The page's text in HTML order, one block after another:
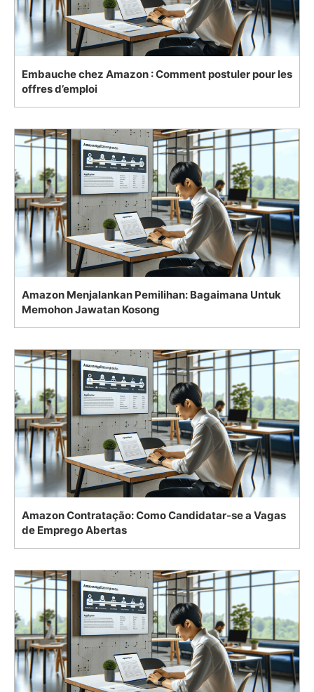
Embauche chez Amazon : Comment postuler pour les
offres d’emploi
Amazon Menjalankan Pemilihan: Bagaimana Untuk
Memohon Jawatan Kosong
Amazon Contratação: Como Candidatar-se a Vagas
de Emprego Abertas